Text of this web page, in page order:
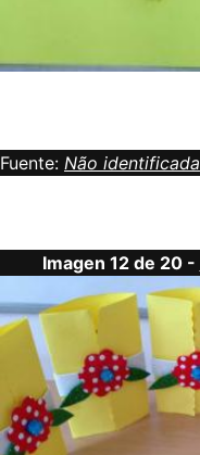
Fuente: Não identificada
Imagen 12 de 20 -